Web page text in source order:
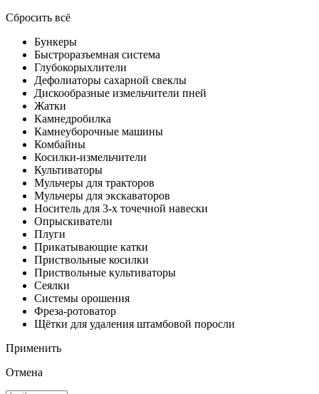
Сбросить всё
Бункеры
Быстроразъемная система
Глубокорыхлители
Дефолиаторы сахарной свеклы
Дискообразные измельчители пней
Жатки
Камнедробилка
Камнеуборочные машины
Комбайны
Косилки-измельчители
Культиваторы
Мульчеры для тракторов
Мульчеры для экскаваторов
Носитель для 3-х точечной навески
Опрыскиватели
Плуги
Прикатывающие катки
Приствольные косилки
Приствольные культиваторы
Сеялки
Системы орошения
Фреза-ротоватор
Щётки для удаления штамбовой поросли
Применить
Отмена